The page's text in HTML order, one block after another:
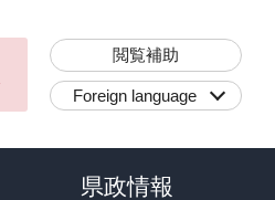
閲覧補助
Foreign language
県政情報